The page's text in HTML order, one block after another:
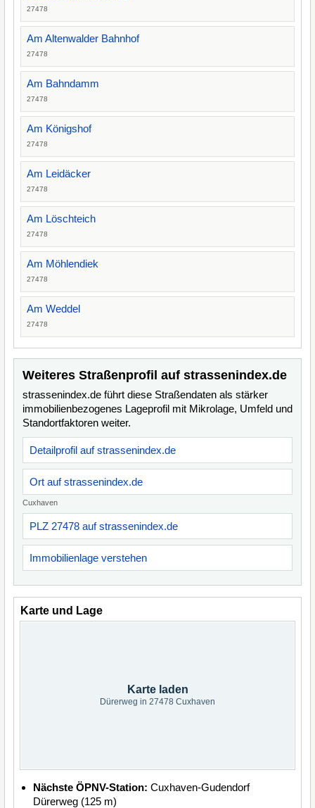
27478
Am Altenwalder Bahnhof
27478
Am Bahndamm
27478
Am Königshof
27478
Am Leidäcker
27478
Am Löschteich
27478
Am Möhlendiek
27478
Am Weddel
27478
Weiteres Straßenprofil auf strassenindex.de
strassenindex.de führt diese Straßendaten als stärker
immobilienbezogenes Lageprofil mit Mikrolage, Umfeld und
Standortfaktoren weiter.
Detailprofil auf strassenindex.de
Ort auf strassenindex.de
Cuxhaven
PLZ 27478 auf strassenindex.de
Immobilienlage verstehen
Karte und Lage
Karte laden
Dürerweg in 27478 Cuxhaven
Nächste ÖPNV-Station: Cuxhaven-Gudendorf
Dürerweg (125 m)